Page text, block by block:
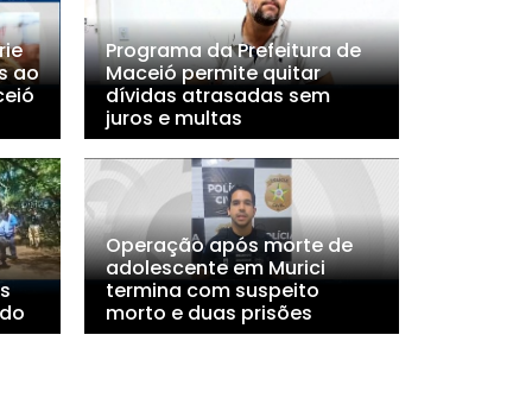
ao
Programa da Prefeitura de
Maceió permite quitar
dívidas atrasadas sem
juros e multas
Operação após morte de
adolescente em Murici
termina com suspeito
morto e duas prisões